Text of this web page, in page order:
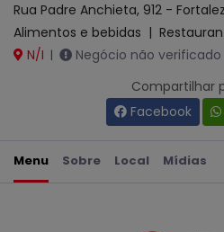
Rua Padre Anchieta, 912 -
Alimentos e bebidas |
N/I |
Negócio não verificado
Compartilhar
Facebook
Menu Sobre Local Mídias